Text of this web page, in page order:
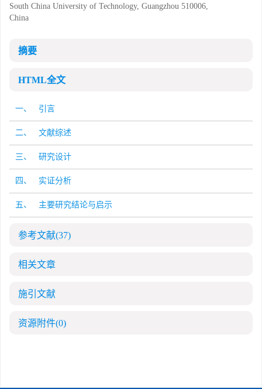
South China University of Technology, Guangzhou 510006,
China
摘要
HTML全文
一、 引言
二、 文献综述
三、 研究设计
四、 实证分析
五、 主要研究结论与启示
参考文献(37)
相关文章
施引文献
资源附件(0)